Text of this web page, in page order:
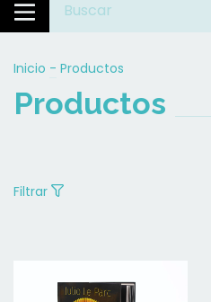
Inicio - Productos
Productos
Filtrar